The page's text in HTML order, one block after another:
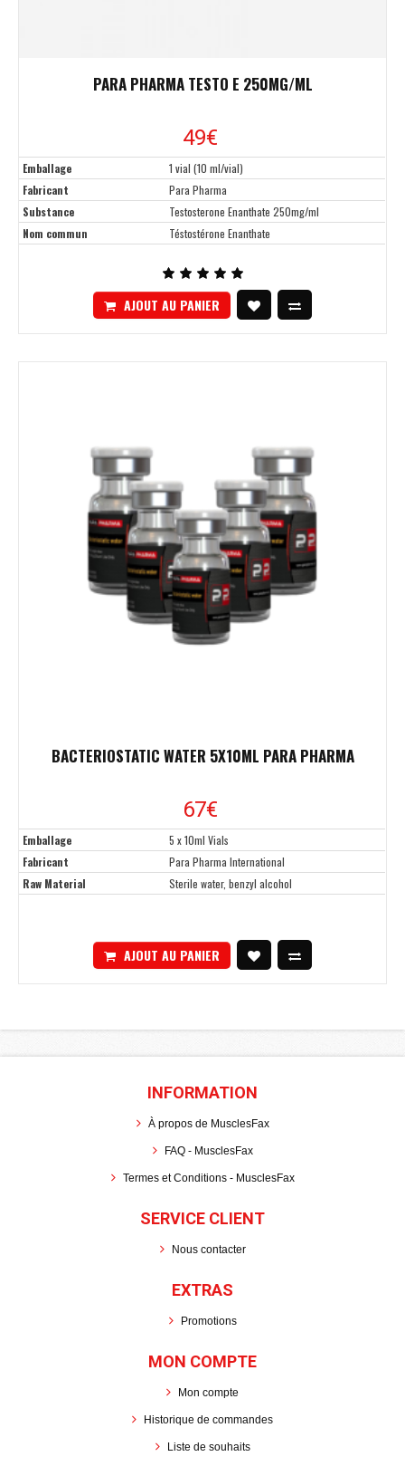
PARA PHARMA TESTO E 250MG/ML
49€
Emballage
1 vial (10 ml/vial)
Fabricant
Para Pharma
Substance
Testosterone Enanthate 250mg/ml
Nom commun
Téstostérone Enanthate
AJOUT AU PANIER
BACTERIOSTATIC WATER 5X10ML PARA PHARMA
67€
Emballage
5 x 10ml Vials
Fabricant
Para Pharma International
Raw Material
Sterile water, benzyl alcohol
AJOUT AU PANIER
INFORMATION
À propos de MusclesFax
FAQ - MusclesFax
Termes et Conditions - MusclesFax
SERVICE CLIENT
Nous contacter
EXTRAS
Promotions
MON COMPTE
Mon compte
Historique de commandes
Liste de souhaits